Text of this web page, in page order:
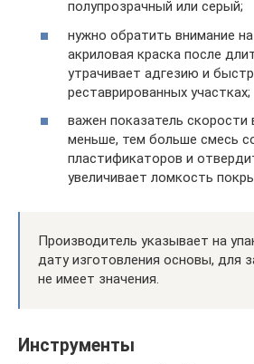
полупрозрачный или серый;
нужно обратить внимание
акриловая краска после
утрачивает адгезию и
реставрированных участках;
важен показатель скорости
меньше, тем больше смесь
пластификаторов и
увеличивает ломкость
Производитель указывает на
дату изготовления основы, для
не имеет значения.
Инструменты